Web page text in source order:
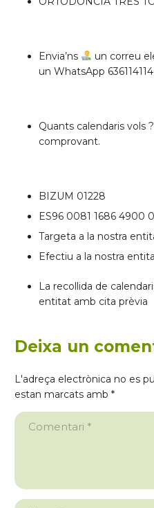
Envia’ns
un correu
un WhatsApp
Quants calendaris vols
comprovant.
BIZUM 01228
ES96 0081 1686 4900
Targeta a la nostra
Efectiu a la nostra
La recollida de
entitat amb cita prèvia
Deixa un
L'adreça electrònica no es
estan marcats amb *